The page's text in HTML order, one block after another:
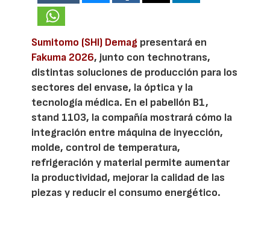
Sumitomo (SHI) Demag presentará en
Fakuma 2026, junto con technotrans,
distintas soluciones de producción para los
sectores del envase, la óptica y la
tecnología médica. En el pabellón B1,
stand 1103, la compañía mostrará cómo la
integración entre máquina de inyección,
molde, control de temperatura,
refrigeración y material permite aumentar
la productividad, mejorar la calidad de las
piezas y reducir el consumo energético.